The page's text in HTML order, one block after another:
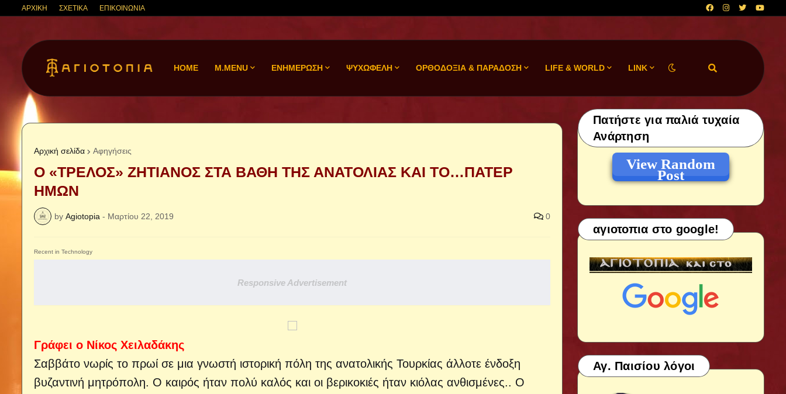
ΑΡΧΙΚΗ ΣΧΕΤΙΚΑ ΕΠΙΚΟΙΝΩΝΙΑ
HOME M.MENU ΕΝΗΜΕΡΩΣΗ ΨΥΧΩΦΕΛΗ ΟΡΘΟΔΟΞΙΑ & ΠΑΡΑΔΟΣΗ LIFE & WORLD LINK
Αρχική σελίδα Αφηγήσεις
Ο «ΤΡΕΛΟΣ» ΖΗΤΙΑΝΟΣ ΣΤΑ ΒΑΘΗ ΤΗΣ ΑΝΑΤΟΛΙΑΣ ΚΑΙ ΤΟ…ΠΑΤΕΡ
ΗΜΩΝ
by Agiotopia - Μαρτίου 22, 2019 0
Recent in Technology
Responsive Advertisement
Γράφει ο Νίκος Χειλαδάκης
Σαββάτο νωρίς το πρωί σε μια γνωστή ιστορική πόλη της ανατολικής Τουρκίας άλλοτε ένδοξη
βυζαντινή μητρόπολη. Ο καιρός ήταν πολύ καλός και οι βερικοκιές ήταν κιόλας ανθισμένες.. Ο
Πατήστε για παλιά τυχαία
Ανάρτηση
View Random
Post
αγιοτοπια στο google!
Αγ. Παισίου λόγοι